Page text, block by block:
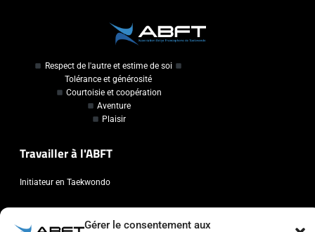
Gérer le consentement aux
Respect de l'autre et estime de soi
Tolérance et générosité
Courtoisie et coopération
Aventure
Plaisir
Travailler à l'ABFT
Initiateur en Taekwondo